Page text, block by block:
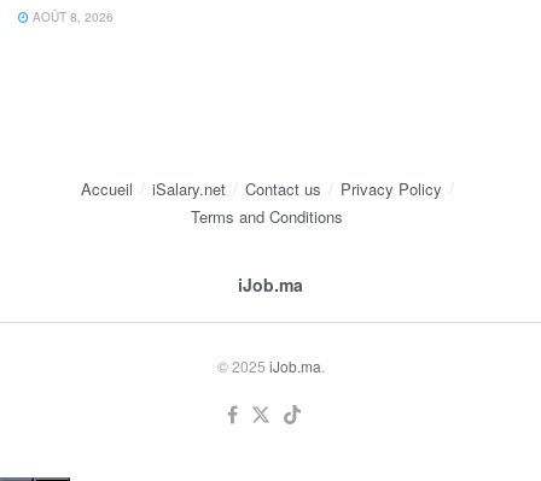
AOÛT 8, 2026
Accueil iSalary.net Contact us
Privacy Policy
Terms and Conditions
iJob.ma
© 2025 iJob.ma